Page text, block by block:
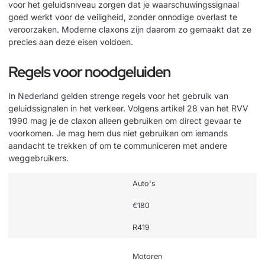
voor het geluidsniveau zorgen dat je waarschuwingssignaal
goed werkt voor de veiligheid, zonder onnodige overlast te
veroorzaken. Moderne claxons zijn daarom zo gemaakt dat ze
precies aan deze eisen voldoen.
Regels voor noodgeluiden
In Nederland gelden strenge regels voor het gebruik van
geluidssignalen in het verkeer. Volgens artikel 28 van het RVV
1990 mag je de claxon alleen gebruiken om direct gevaar te
voorkomen. Je mag hem dus niet gebruiken om iemands
aandacht te trekken of om te communiceren met andere
weggebruikers.
Auto's
€180
R419
Motoren